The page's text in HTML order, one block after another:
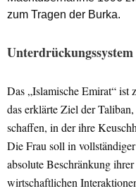
zum Tragen der Burka.
Das „Islamische Emirat“ ist
das erklärte Ziel der
schaffen, in der ihre
Die Frau soll in
absolute Beschränkung
wirtschaftlichen